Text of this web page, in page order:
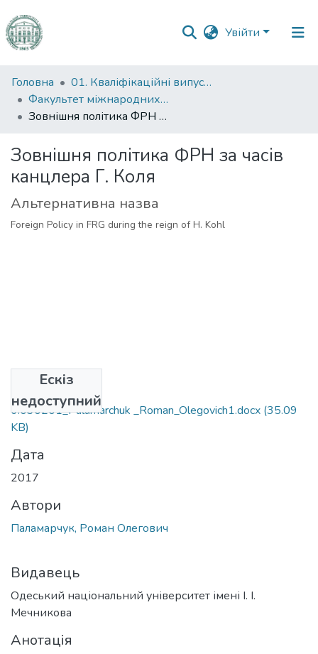
Увійти
Фонди
та
зібрання
Статистика
Головна
01. Кваліфікаційні випускні роботи здобувачів вищої освіти
Факультет міжнародних відносин, політології та соціології
Зовнішня політика ФРН за часів канцлера Г. Коля
Зовнішня політика ФРН за часів
канцлера Г. Коля
Альтернативна назва
Foreign Policy in FRG during the reign of H. Kohl
Ескіз
недоступний
Файли
6.030201_Palamarchuk _Roman_Olegovich1.docx (35.09
KB)
Дата
2017
Автори
Паламарчук, Роман Олегович
Видавець
Одеський національний університет імені І. І.
Мечникова
Анотація